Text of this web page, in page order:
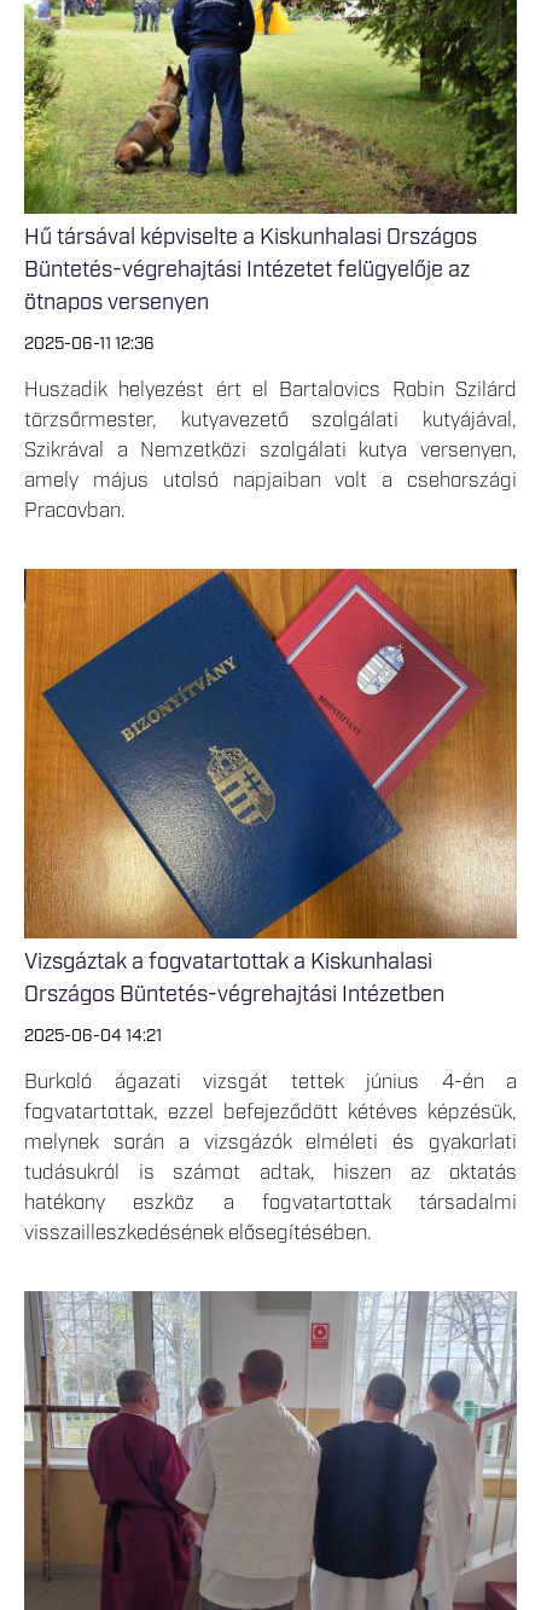
Hű társával képviselte a Kiskunhalasi Országos
Büntetés-végrehajtási Intézetet felügyelője az
ötnapos versenyen
2025-06-11 12:36
Huszadik helyezést ért el Bartalovics Robin Szilárd
törzsőrmester, kutyavezető szolgálati kutyájával,
Szikrával a Nemzetközi szolgálati kutya versenyen,
amely május utolsó napjaiban volt a csehországi
Pracovban.
Vizsgáztak a fogvatartottak a Kiskunhalasi
Országos Büntetés-végrehajtási Intézetben
2025-06-04 14:21
Burkoló ágazati vizsgát tettek június 4-én a
fogvatartottak, ezzel befejeződött kétéves képzésük,
melynek során a vizsgázók elméleti és gyakorlati
tudásukról is számot adtak, hiszen az oktatás
hatékony eszköz a fogvatartottak társadalmi
visszailleszkedésének elősegítésében.